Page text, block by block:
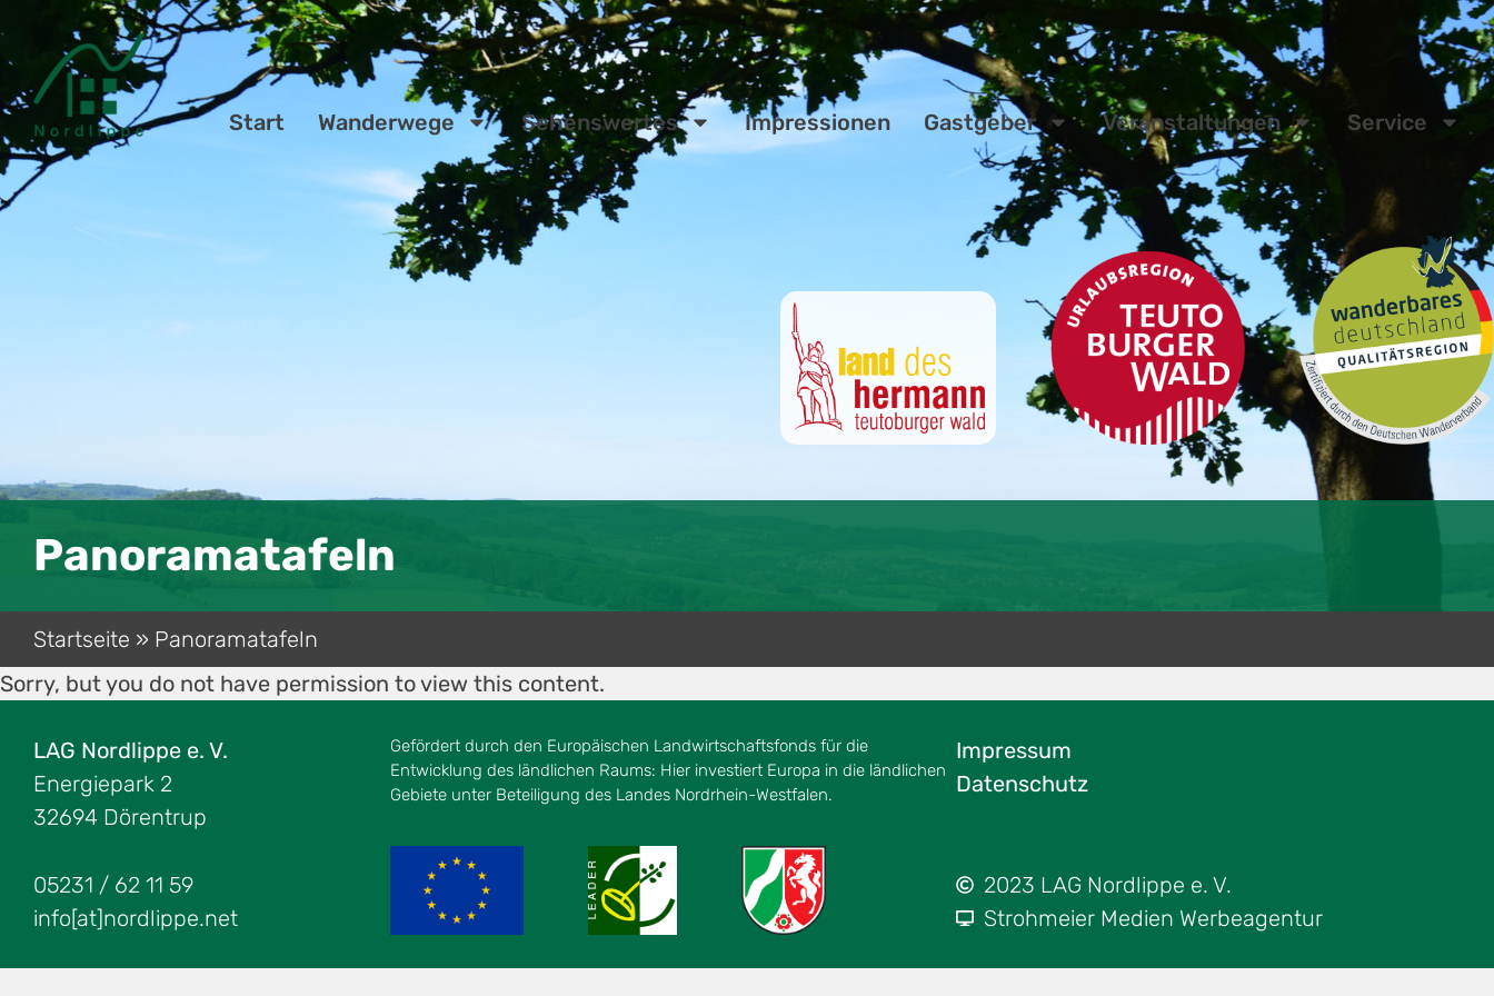
Start Wanderwege Sehenswertes Impressionen Gastgeber Veranstaltungen Service
Panoramatafeln
Startseite » Panoramatafeln
Sorry, but you do not have permission to view this content.
LAG Nordlippe e. V.
Energiepark 2
32694 Dörentrup
05231 / 62 11 59
info[at]nordlippe.net
Gefördert durch den Europäischen Landwirtschaftsfonds für die
Entwicklung des ländlichen Raums: Hier investiert Europa in die ländlichen
Gebiete unter Beteiligung des Landes Nordrhein-Westfalen.
Impressum
Datenschutz
2023 LAG Nordlippe e. V.
Strohmeier Medien Werbeagentur